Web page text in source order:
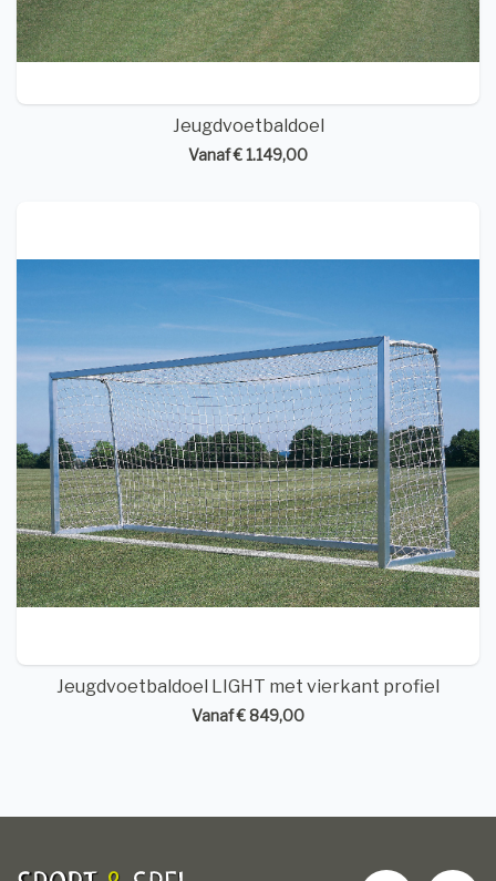
Jeugdvoetbaldoel
Vanaf € 1.149,00
Jeugdvoetbaldoel LIGHT met vierkant profiel
Vanaf € 849,00